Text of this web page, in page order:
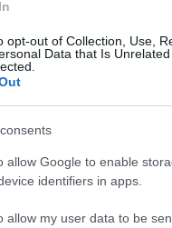
opt-out of Collection, Use,
Data that Is
allow Google to enable
identifiers in apps.
allow my user data to be
è stato
approfondite
a ricercatori
di Virologia
al centro di una
Covid.
Shi, proviene dal